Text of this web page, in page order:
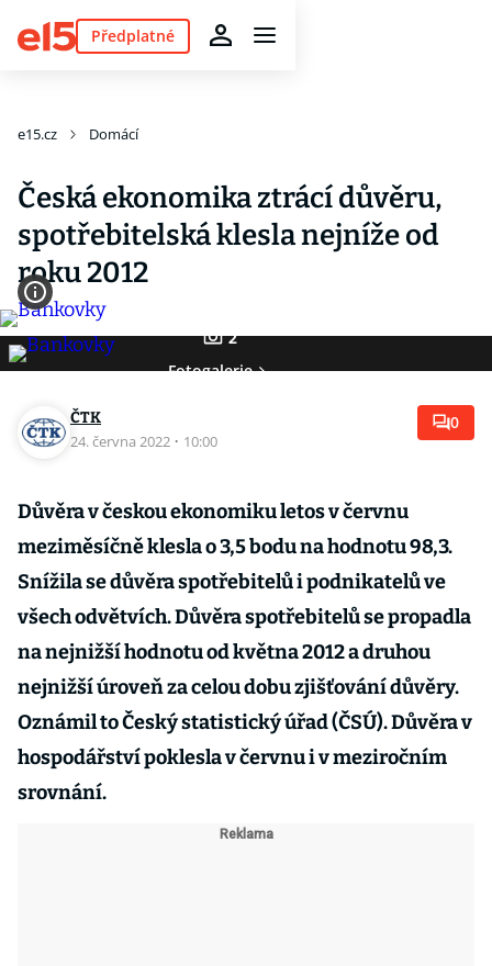
Předplatné
e15.cz Domácí
Česká ekonomika ztrácí důvěru,
spotřebitelská klesla nejníže od
roku 2012
2
Fotogalerie
ČTK
24. června 2022 · 10:00
0
Důvěra v českou ekonomiku letos v červnu
meziměsíčně klesla o 3,5 bodu na hodnotu 98,3.
Snížila se důvěra spotřebitelů i podnikatelů ve
všech odvětvích. Důvěra spotřebitelů se propadla
na nejnižší hodnotu od května 2012 a druhou
nejnižší úroveň za celou dobu zjišťování důvěry.
Oznámil to Český statistický úřad (ČSÚ). Důvěra v
hospodářství poklesla v červnu i v meziročním
srovnání.